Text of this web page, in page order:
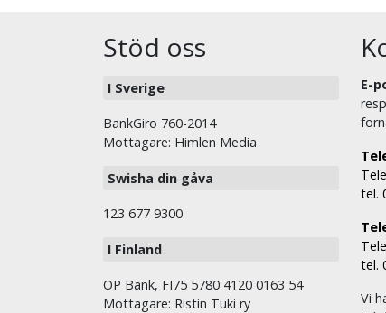
Stöd oss
I Sverige
BankGiro 760-2014
Mottagare: Himlen Media
Swisha din gåva
123 677 9300
I Finland
OP Bank, FI75 5780 4120 0163 54
Mottagare: Ristin Tuki ry
E-
tel.
tel.
Vi